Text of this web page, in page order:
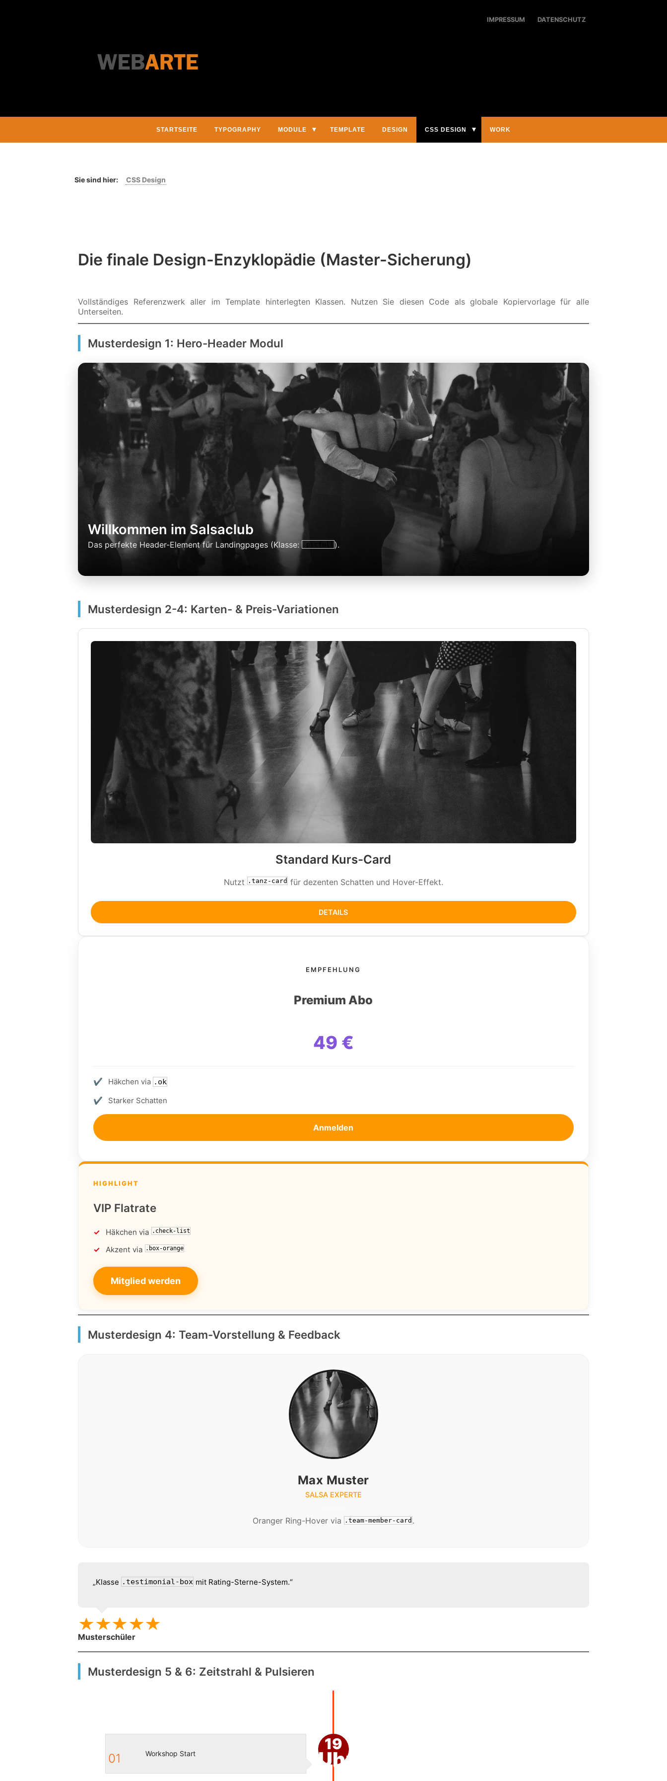
IMPRESSUM DATENSCHUTZ
STARTSEITE TYPOGRAPHY MODULE TEMPLATE DESIGN CSS DESIGN WORK
Sie sind hier: CSS Design
Die finale Design-Enzyklopädie (Master-Sicherung)
Vollständiges Referenzwerk aller im Template hinterlegten Klassen. Nutzen Sie diesen Code als globale Kopiervorlage für alle
Unterseiten.
Musterdesign 1: Hero-Header Modul
Willkommen im Salsaclub
Das perfekte Header-Element für Landingpages (Klasse: .picfull ).
Musterdesign 2-4: Karten- & Preis-Variationen
Standard Kurs-Card
Nutzt .tanz-card für dezenten Schatten und Hover-Effekt.
DETAILS
EMPFEHLUNG
Premium Abo
49 €
Häkchen via .ok
Starker Schatten
Anmelden
HIGHLIGHT
VIP Flatrate
Häkchen via .check-list
Akzent via .box-orange
Mitglied werden
Musterdesign 4: Team-Vorstellung & Feedback
Max Muster
SALSA EXPERTE
Oranger Ring-Hover via .team-member-card .
„Klasse .testimonial-box mit Rating-Sterne-System.“
Musterschüler
Musterdesign 5 & 6: Zeitstrahl & Pulsieren
Workshop Start
01
19
Uhr